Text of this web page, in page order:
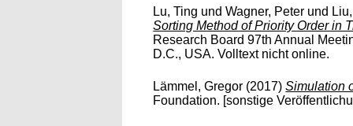
Lu, Ting undWagner, Peter und
Sorting Method of Priority Order in
Research Board 97th Annual
D.C., USA. Volltext nicht online.
Lämmel, Gregor (2017)Simulation
Foundation. [sonstige